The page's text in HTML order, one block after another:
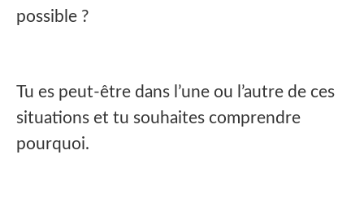
possible ?
Tu es peut-être dans l’une ou l’autre de ces
situations et tu souhaites comprendre
pourquoi.